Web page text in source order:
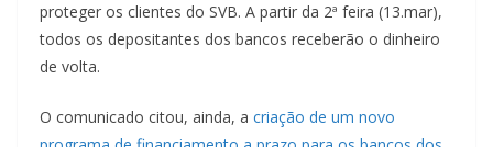
proteger os clientes do SVB. A partir da 2ª feira (13.mar),
todos os depositantes dos bancos receberão o dinheiro
de volta.
O comunicado citou, ainda, a criação de um novo